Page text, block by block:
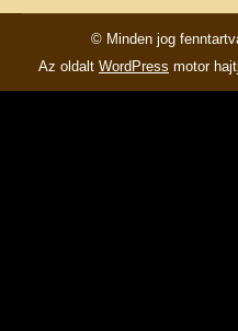
© Minden jog
Az oldalt WordPress motor